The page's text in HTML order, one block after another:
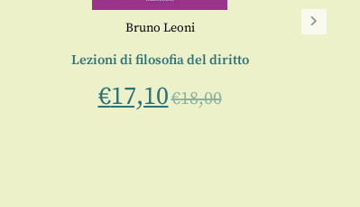
Bruno Leoni
Lezioni di filosofia del diritto
€17,10€18,00